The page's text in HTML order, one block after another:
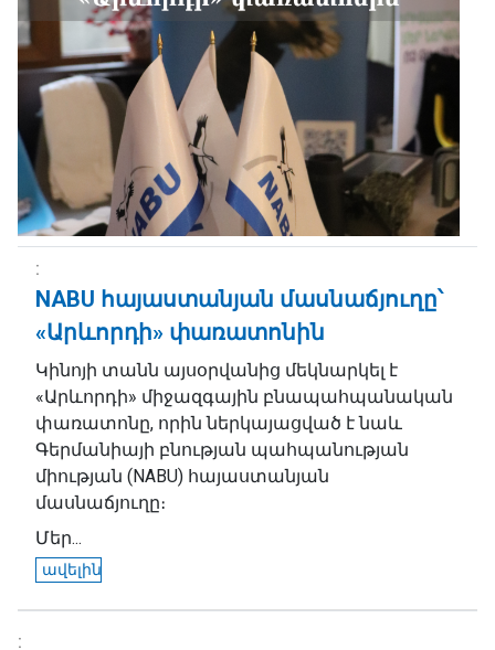
NABU հայաստանյան մասնաճյուղը՝
«Արևորդի» փառատոնին
Կինոյի տանն այսօրվանից մեկնարկել է
«Արևորդի» միջազգային բնապահպանական
փառատոնը, որին ներկայացված է նաև
Գերմանիայի բնության պահպանության
միության (NABU) հայաստանյան
մասնաճյուղը։
Մեր...
ավելին